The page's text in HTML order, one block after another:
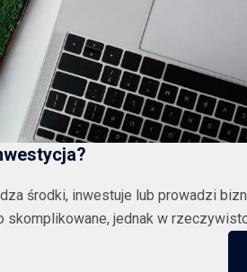
środki, inwestuje lub prowadzi
skomplikowane, jednak w